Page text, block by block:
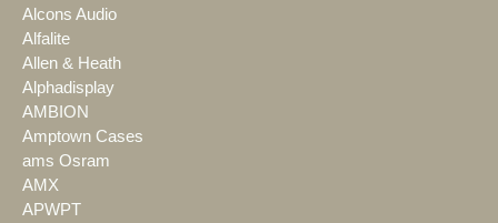
Alcons Audio
Alfalite
Allen & Heath
Alphadisplay
AMBION
Amptown Cases
ams Osram
AMX
APWPT